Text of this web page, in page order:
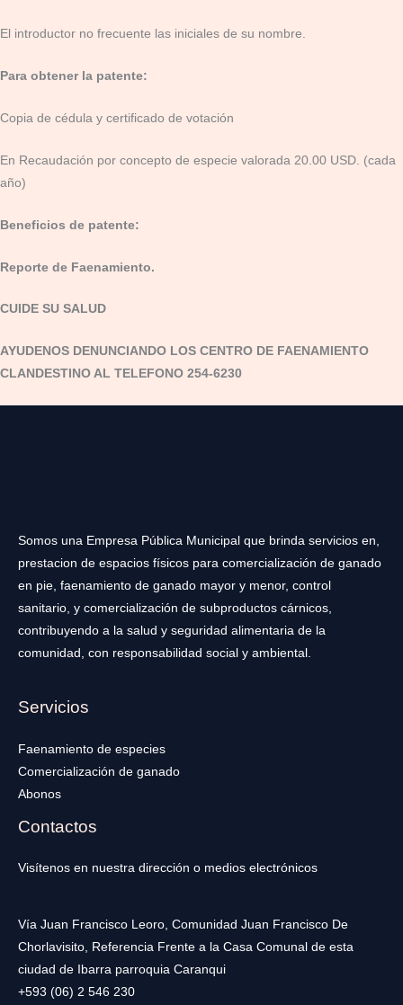
El introductor no frecuente las iniciales de su nombre.
Para obtener la patente:
Copia de cédula y certificado de votación
En Recaudación por concepto de especie valorada 20.00 USD. (cada
año)
Beneficios de patente:
Reporte de Faenamiento.
CUIDE SU SALUD
AYUDENOS DENUNCIANDO LOS CENTRO DE FAENAMIENTO
CLANDESTINO AL TELEFONO 254-6230
Somos una Empresa Pública Municipal que brinda servicios en,
prestacion de espacios físicos para comercialización de ganado
en pie, faenamiento de ganado mayor y menor, control
sanitario, y comercialización de subproductos cárnicos,
contribuyendo a la salud y seguridad alimentaria de la
comunidad, con responsabilidad social y ambiental.
Servicios
Faenamiento de especies
Comercialización de ganado
Abonos
Contactos
Visítenos en nuestra dirección o medios electrónicos
Vía Juan Francisco Leoro, Comunidad Juan Francisco De
Chorlavisito, Referencia Frente a la Casa Comunal de esta
ciudad de Ibarra parroquia Caranqui
+593 (06) 2 546 230